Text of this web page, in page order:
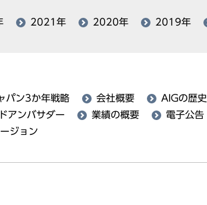
2021年 2020年 2019年
パン3か年戦略 会社概要 AIGの歴史
アンバサダー 業績の概要 電子公告
ジョン